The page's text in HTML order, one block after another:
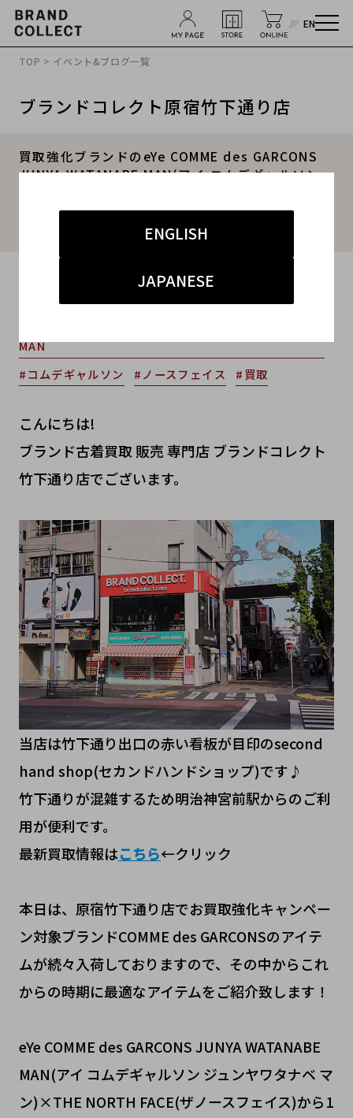
JP EN
ENGLISH
JAPANESE
TOP > イベント&ブログ一覧
ブランドコレクト原宿竹下通り店
買取強化ブランドのeYe COMME des GARCONS
JUNYA WATANABE MAN(アイ コムデギャルソン
ースフェイス)から16AWのダウンジャケットお買
#THE NORTH FACE
MAN
#コムデギャルソン
#ノースフェイス #買取
こんにちは!
ブランド古着買取 販売 専門店 ブランドコレクト
竹下通り店でございます。
当店は竹下通り出口の赤い看板が目印のsecond
hand shop(セカンドハンドショップ)です♪
竹下通りが混雑するため明治神宮前駅からのご利
用が便利です。
最新買取情報はこちら←クリック
本日は、原宿竹下通り店でお買取強化キャンペー
ン対象ブランドCOMME des GARCONSのアイテ
ムが続々入荷しておりますので、その中からこれ
からの時期に最適なアイテムをご紹介致します！
eYe COMME des GARCONS JUNYA WATANABE
MAN(アイ コムデギャルソン ジュンヤワタナベ マ
ン)×THE NORTH FACE(ザノースフェイス)から1